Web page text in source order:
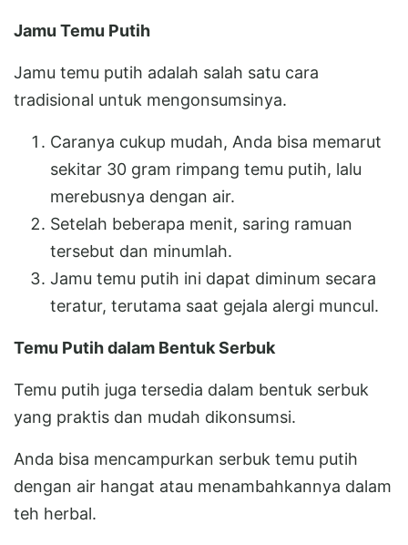
Jamu Temu Putih
Jamu temu putih adalah salah satu cara
tradisional untuk mengonsumsinya.
Caranya cukup mudah, Anda bisa memarut
sekitar 30 gram rimpang temu putih, lalu
merebusnya dengan air.
Setelah beberapa menit, saring ramuan
tersebut dan minumlah.
Jamu temu putih ini dapat diminum secara
teratur, terutama saat gejala alergi muncul.
Temu Putih dalam Bentuk Serbuk
Temu putih juga tersedia dalam bentuk serbuk
yang praktis dan mudah dikonsumsi.
Anda bisa mencampurkan serbuk temu putih
dengan air hangat atau menambahkannya dalam
teh herbal.